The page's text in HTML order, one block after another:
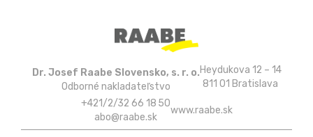
Dr. Josef Raabe Slovensko, s. r. o.
Odborné nakladateľstvo
Heydukova 12 – 14
811 01 Bratislava
+421/2/32 66 18 50
abo@raabe.sk
www.raabe.sk